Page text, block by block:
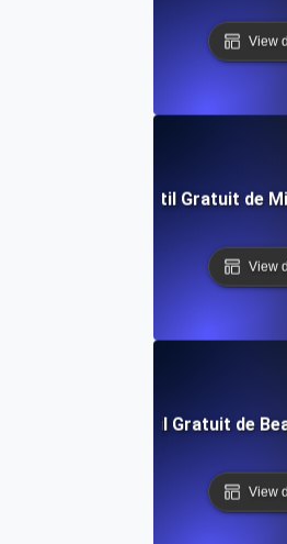
View
Outil Gratuit de
View
Outil Gratuit de
View